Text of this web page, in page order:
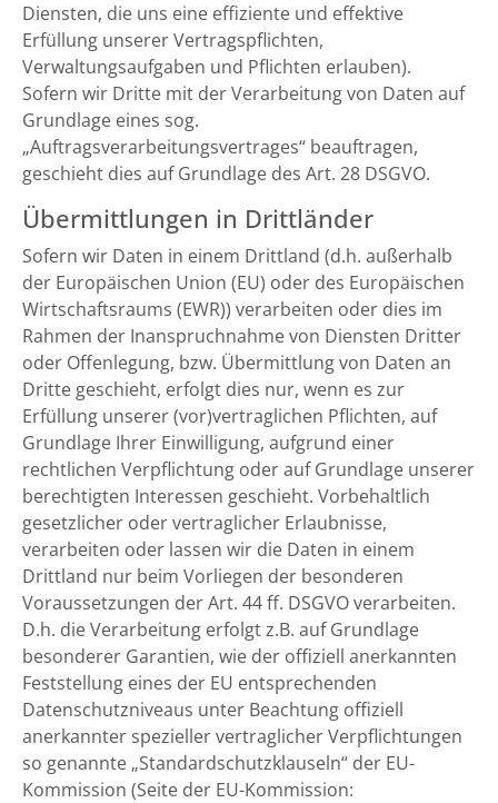
Diensten, die uns eine effiziente und effektive
Erfüllung unserer Vertragspflichten,
Verwaltungsaufgaben und Pflichten erlauben).
Sofern wir Dritte mit der Verarbeitung von Daten auf
Grundlage eines sog.
„Auftragsverarbeitungsvertrages“ beauftragen,
geschieht dies auf Grundlage des Art. 28 DSGVO.
Übermittlungen in Drittländer
Sofern wir Daten in einem Drittland (d.h. außerhalb
der Europäischen Union (EU) oder des Europäischen
Wirtschaftsraums (EWR)) verarbeiten oder dies im
Rahmen der Inanspruchnahme von Diensten Dritter
oder Offenlegung, bzw. Übermittlung von Daten an
Dritte geschieht, erfolgt dies nur, wenn es zur
Erfüllung unserer (vor)vertraglichen Pflichten, auf
Grundlage Ihrer Einwilligung, aufgrund einer
rechtlichen Verpflichtung oder auf Grundlage unserer
berechtigten Interessen geschieht. Vorbehaltlich
gesetzlicher oder vertraglicher Erlaubnisse,
verarbeiten oder lassen wir die Daten in einem
Drittland nur beim Vorliegen der besonderen
Voraussetzungen der Art. 44 ff. DSGVO verarbeiten.
D.h. die Verarbeitung erfolgt z.B. auf Grundlage
besonderer Garantien, wie der offiziell anerkannten
Feststellung eines der EU entsprechenden
Datenschutzniveaus unter Beachtung offiziell
anerkannter spezieller vertraglicher Verpflichtungen
so genannte „Standardschutzklauseln“ der EU-
Kommission (Seite der EU-Kommission: